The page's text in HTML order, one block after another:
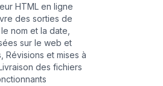
HTML en ligne
des sorties de
nom et la date,
sur le web et
Révisions et mises à
des fichiers